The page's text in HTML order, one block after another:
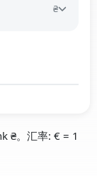
₴
₴。汇率: € = 1